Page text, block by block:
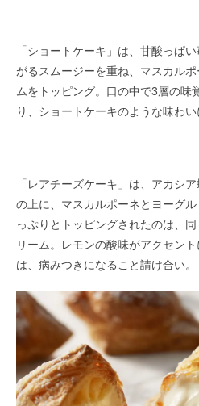
「ショートケーキ」は、甘酸っぱ
がるスムージーを重ね、マスカル
ムをトッピング。口の中で3層の味
り、ショートケーキのような味わい
「レアチーズケーキ」は、アカシ
の上に、マスカルポーネとヨーグ
っぷりとトッピングされたのは、
リーム。レモンの酸味がアクセン
は、病みつきになること請け合い。